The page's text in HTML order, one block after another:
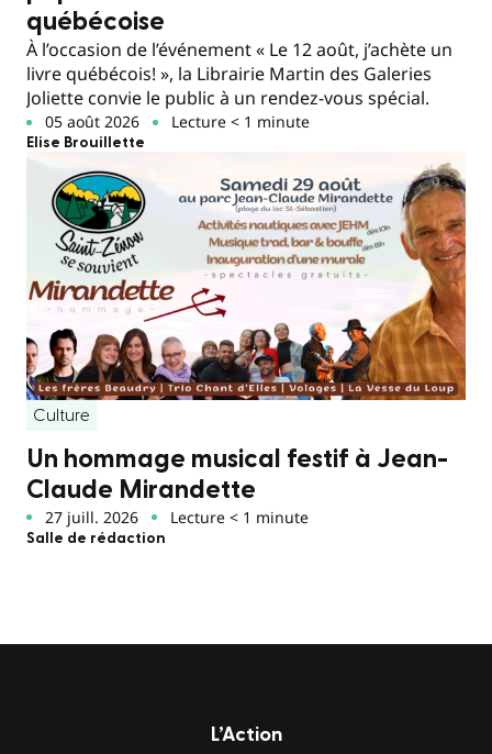
québécoise
À l’occasion de l’événement « Le 12 août, j’achète un
livre québécois! », la Librairie Martin des Galeries
Joliette convie le public à un rendez-vous spécial.
05 août 2026 Lecture < 1 minute
Elise Brouillette
Culture
Un hommage musical festif à Jean-
Claude Mirandette
27 juill. 2026 Lecture < 1 minute
Salle de rédaction
L’Action